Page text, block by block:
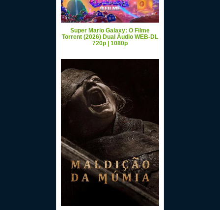
Super Mario Galaxy: O Filme
Torrent (2026) Dual Áudio WEB-DL
720p | 1080p